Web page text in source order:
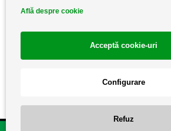
Află despre cookie
Acceptă cookie-uri
Configurare
Refuz